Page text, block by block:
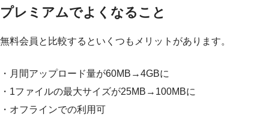
プレミアムでよくなること
無料会員と比較するといくつもメリットがあります。
・月間アップロード量が60MB→4GBに
・1ファイルの最大サイズが25MB→100MBに
・オフラインでの利用可